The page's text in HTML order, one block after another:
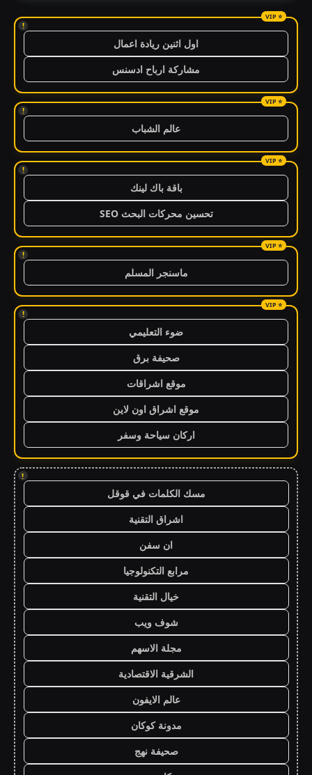
!
اول اثنين ريادة اعمال
مشاركة ارباح ادسنس
!
عالم الشباب
!
باقة باك لينك
تحسين محركات البحث SEO
!
ماسنجر المسلم
!
ضوء التعليمي
صحيفة برق
موقع اشراقات
موقع اشراق اون لاين
اركان سياحة وسفر
!
مسك الكلمات في قوقل
اشراق التقنية
ان سفن
مرابع التكنولوجيا
خيال التقنية
شوف ويب
مجلة الاسهم
الشرقية الاقتصادية
عالم الايفون
مدونة كوكان
صحيفة نهج